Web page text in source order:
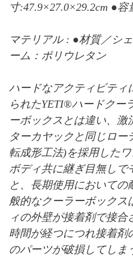
寸:47.9×27.0×29.2cm ●容
マテリアル : ●材質／シ
ーム：ポリウレタン
ハードなアクティビティ
られたYETI®ハードクー
ーボックスとは違い、
ターカヤックと同じロ
転成形工法)を採用した
ボディ共に継ぎ目無しで
と、長期使用において
般的なクーラーボックス
ィの外壁が接着剤で接合
時間が経つにつれ接着剤
のパーツが破損してしま